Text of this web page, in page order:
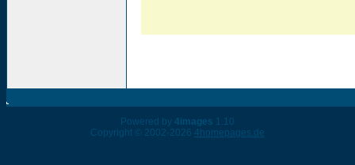
Powered by 4images 1.10
Copyright © 2002-2026 4homepages.de